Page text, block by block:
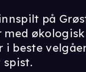
på
med
i beste
spist.